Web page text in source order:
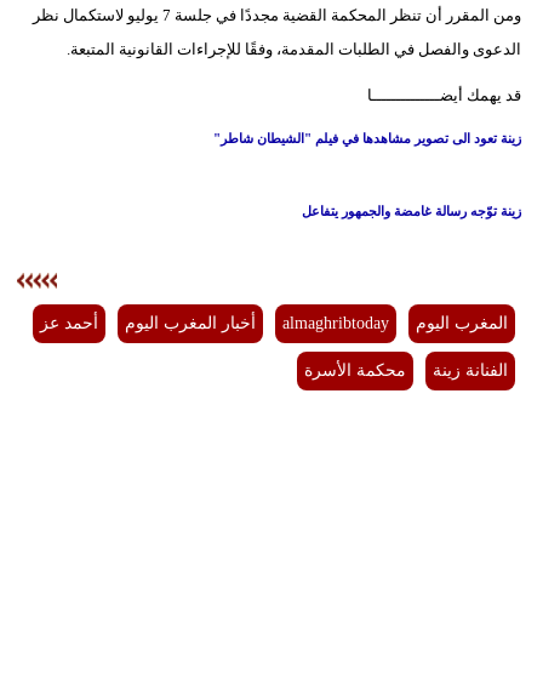
ومن المقرر أن تنظر المحكمة القضية مجددًا في جلسة 7 يوليو لاستكمال نظر
الدعوى والفصل في الطلبات المقدمة، وفقًا للإجراءات القانونية المتبعة.
قد يهمك أيضــــــــــــــا
زينة تعود الى تصوير مشاهدها في فيلم "الشيطان شاطر"
زينة توّجه رسالة غامضة والجمهور يتفاعل
المغرب اليوم almaghribtoday أخبار المغرب اليوم أحمد عز
الفنانة زينة محكمة الأسرة